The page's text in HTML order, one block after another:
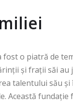
o piatră de
și frații săi au
talentului său
Această fundație